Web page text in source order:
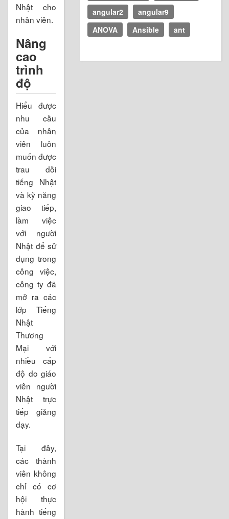
Nhật cho
nhân viên.
Nâng
cao
trình
độ
Hiểu được
nhu cầu
của nhân
viên luôn
muốn được
trau dồi
tiếng Nhật
và kỹ năng
giao tiếp,
làm việc
với người
Nhật để sử
dụng trong
công việc,
công ty đã
mở ra các
lớp Tiếng
Nhật
Thương
Mại với
nhiều cấp
độ do giáo
viên người
Nhật trực
tiếp giảng
dạy.
Tại đây,
các thành
viên không
chỉ có cơ
hội thực
hành tiếng
angular2
angular9
ANOVA
Ansible ant